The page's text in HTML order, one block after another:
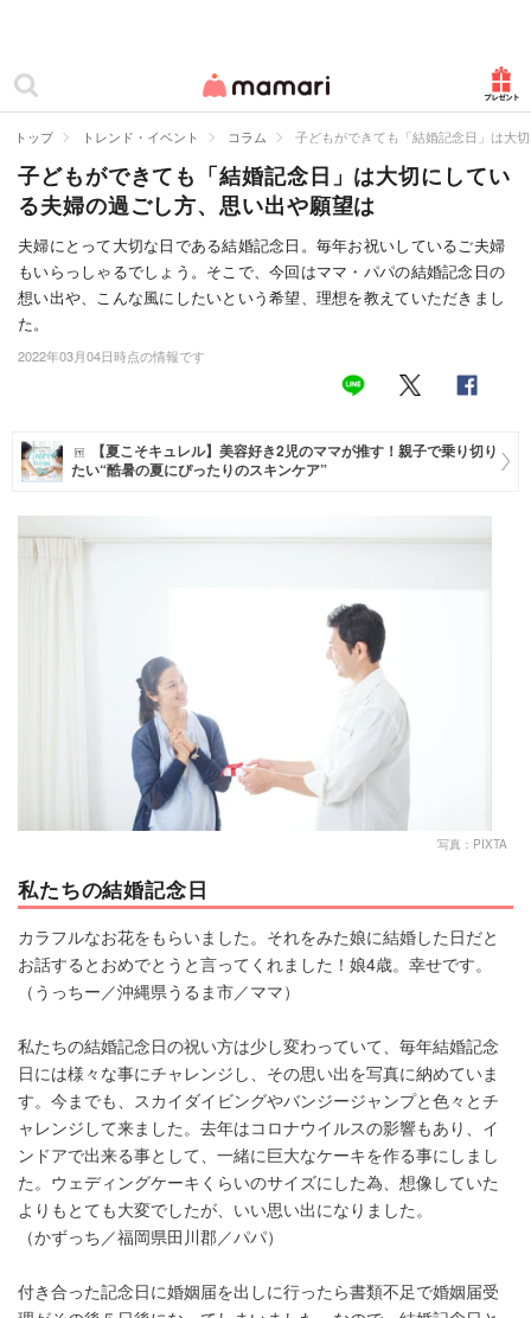
ママリ
カテゴリー一覧
妊娠
出産
赤ちゃん・育児
お仕事
住まい
トップ トレンド・イベント コラム 子どもができても「結婚記念日」は大
子どもができても「結婚記念日」は大切にしてい
る夫婦の過ごし方、思い出や願望は
夫婦にとって大切な日である結婚記念日。毎年お祝いしているご夫婦
もいらっしゃるでしょう。そこで、今回はママ・パパの結婚記念日の
想い出や、こんな風にしたいという希望、理想を教えていただきまし
た。
2022年03月04日時点の情報です
【夏こそキュレル】美容好き2児のママが推す！親子で乗り切り
たい“酷暑の夏にぴったりのスキンケア”
写真：PIXTA
私たちの結婚記念日
カラフルなお花をもらいました。それをみた娘に結婚した日だと
お話するとおめでとうと言ってくれました！娘4歳。幸せです。
（うっちー／沖縄県うるま市／ママ）
私たちの結婚記念日の祝い方は少し変わっていて、毎年結婚記念
日には様々な事にチャレンジし、その思い出を写真に納めていま
す。今までも、スカイダイビングやバンジージャンプと色々とチ
ャレンジして来ました。去年はコロナウイルスの影響もあり、イ
ンドアで出来る事として、一緒に巨大なケーキを作る事にしまし
た。ウェディングケーキくらいのサイズにした為、想像していた
よりもとても大変でしたが、いい思い出になりました。
（かずっち／福岡県田川郡／パパ）
付き合った記念日に婚姻届を出しに行ったら書類不足で婚姻届受